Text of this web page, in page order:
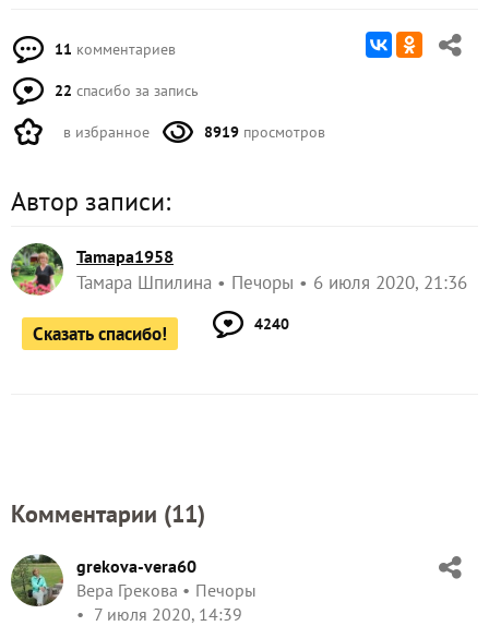
11 комментариев
22 спасибо за запись
в избранное 8919 просмотров
Автор записи:
Tamapa1958
Тамара Шпилина Печоры 6 июля 2020, 21:36
Сказать спасибо! 4240
Комментарии (11)
grekova-vera60
Вера Грекова
Печоры
7 июля 2020, 14:39